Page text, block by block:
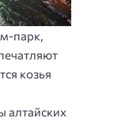
парк,
козья
алтайских